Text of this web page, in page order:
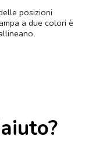
posizioni
a due colori è